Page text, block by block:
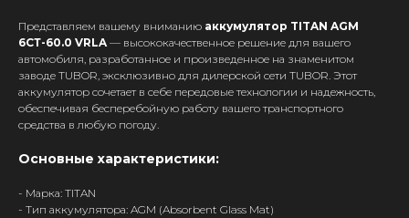
Представляем вашему вниманию аккумулятор TITAN AGM
6СТ-60.0 VRLA— высококачественное решение для вашего
автомобиля, разработанное и произведенное на знаменитом
заводе TUBOR, эксклюзивно для дилерской сети TUBOR. Этот
аккумулятор сочетает в себе передовые технологии и надежность,
обеспечивая бесперебойную работу вашего транспортного
средства в любую погоду.
Основные характеристики:
- Марка: TITAN
- Тип аккумулятора: AGM (Absorbent Glass Mat)